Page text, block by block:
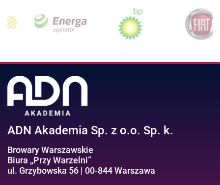
ADN Akademia Sp. z o.o. Sp. k.
Browary Warszawskie
Biura „Przy Warzelni”
ul. Grzybowska 56 | 00-844 Warszawa